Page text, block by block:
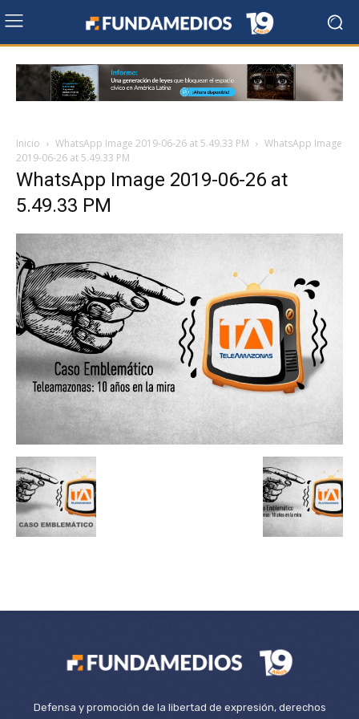
Inicio WhatsApp Image 2019-06-26 at 5.49.33 PM
WhatsApp Image
2019-06-26 at 5.49.33 PM
WhatsApp Image 2019-06-26 at
5.49.33 PM
Defensa y promoción de la libertad de expresión, derechos